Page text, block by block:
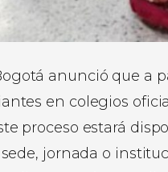
anunció que a
en colegios
proceso estará
jornada o